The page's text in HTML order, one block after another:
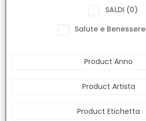
SALDI (0)
Salute e Benessere
Product Anno
Product Artista
Product Etichetta